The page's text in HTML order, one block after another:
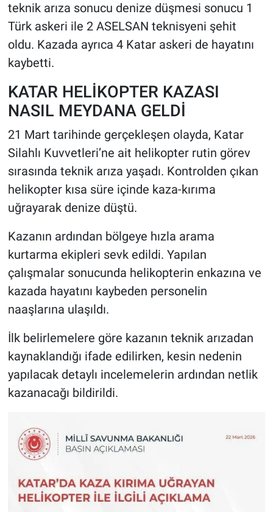
teknik arıza sonucu denize düşmesi sonucu 1
Türk askeri ile 2 ASELSAN teknisyeni şehit
oldu. Kazada ayrıca 4 Katar askeri de hayatını
kaybetti.
KATAR HELİKOPTER KAZASI
NASIL MEYDANA GELDİ
21 Mart tarihinde gerçekleşen olayda, Katar
Silahlı Kuvvetleri’ne ait helikopter rutin görev
sırasında teknik arıza yaşadı. Kontrolden çıkan
helikopter kısa süre içinde kaza-kırıma
uğrayarak denize düştü.
Kazanın ardından bölgeye hızla arama
kurtarma ekipleri sevk edildi. Yapılan
çalışmalar sonucunda helikopterin enkazına ve
kazada hayatını kaybeden personelin
naaşlarına ulaşıldı.
İlk belirlemelere göre kazanın teknik arızadan
kaynaklandığı ifade edilirken, kesin nedenin
yapılacak detaylı incelemelerin ardından netlik
kazanacağı bildirildi.
POLİTİKA
MAGAZİN
Bilim, Teknoloji